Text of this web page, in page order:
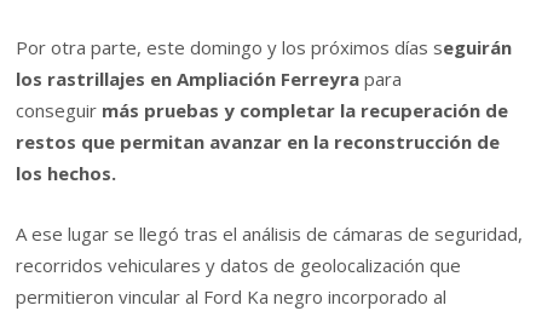
Por otra parte, este domingo y los próximos días seguirán
los rastrillajes en Ampliación Ferreyra para
conseguir más pruebas y completar la recuperación de
restos que permitan avanzar en la reconstrucción de
los hechos.
A ese lugar se llegó tras el análisis de cámaras de seguridad,
recorridos vehiculares y datos de geolocalización que
permitieron vincular al Ford Ka negro incorporado al